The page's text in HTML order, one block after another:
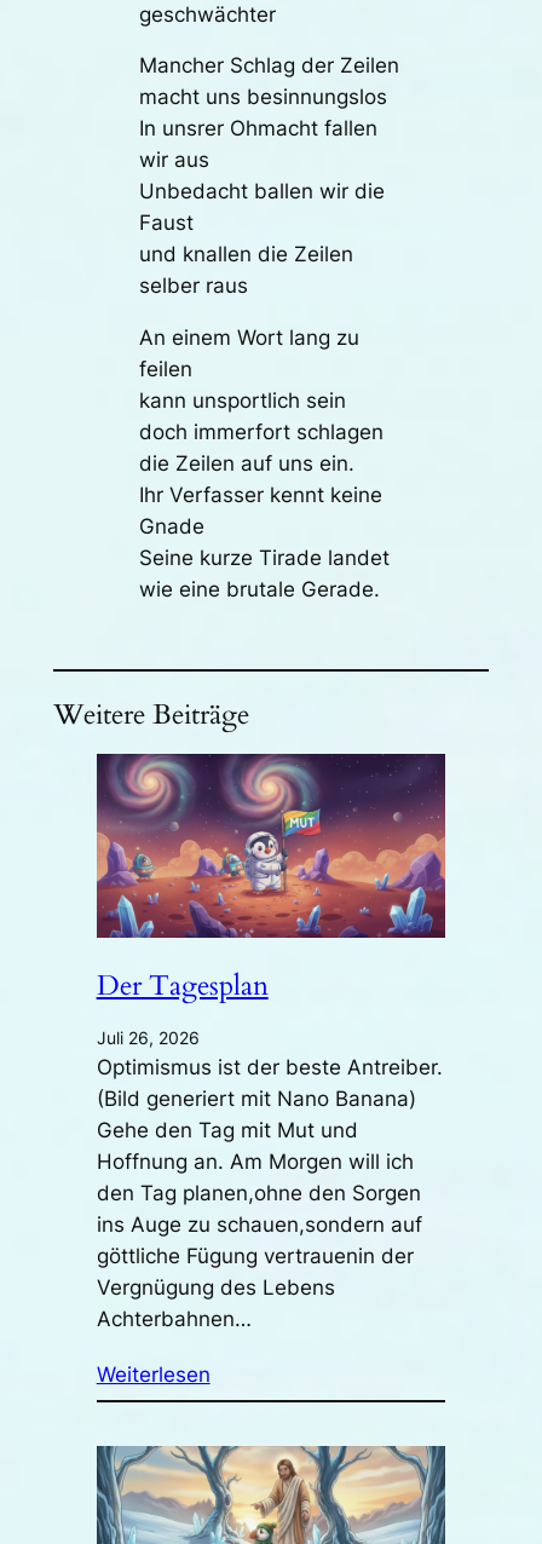
geschwächter
Mancher Schlag der Zeilen
macht uns besinnungslos
In unsrer Ohmacht fallen
wir aus
Unbedacht ballen wir die
Faust
und knallen die Zeilen
selber raus
An einem Wort lang zu
feilen
kann unsportlich sein
doch immerfort schlagen
die Zeilen auf uns ein.
Ihr Verfasser kennt keine
Gnade
Seine kurze Tirade landet
wie eine brutale Gerade.
Weitere Beiträge
Der Tagesplan
Juli 26, 2026
Optimismus ist der beste Antreiber.
(Bild generiert mit Nano Banana)
Gehe den Tag mit Mut und
Hoffnung an. Am Morgen will ich
den Tag planen,ohne den Sorgen
ins Auge zu schauen,sondern auf
göttliche Fügung vertrauenin der
Vergnügung des Lebens
Achterbahnen…
Weiterlesen